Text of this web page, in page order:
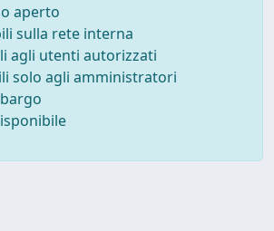
aperto
sulla rete interna
agli utenti autorizzati
solo agli amministratori